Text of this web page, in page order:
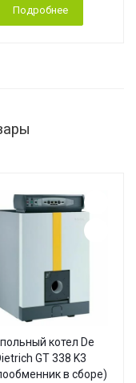
Подробнее
котел De
GT 338 K3
в сборе)